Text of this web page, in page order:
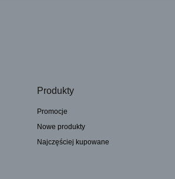
Produkty
Promocje
Nowe produkty
Najczęściej kupowane